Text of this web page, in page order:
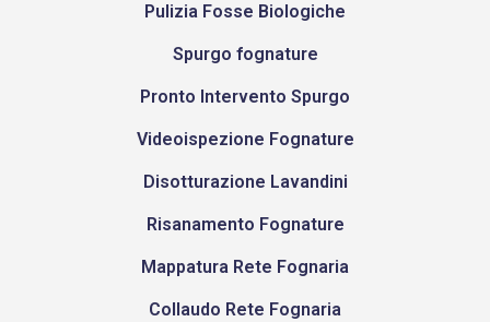
Pulizia Fosse Biologiche
Spurgo fognature
Pronto Intervento Spurgo
Videoispezione Fognature
Disotturazione Lavandini
Risanamento Fognature
Mappatura Rete Fognaria
Collaudo Rete Fognaria